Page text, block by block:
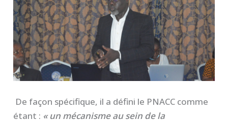
De façon spécifique, il a défini le PNACC comme
étant : « un mécanisme au sein de la